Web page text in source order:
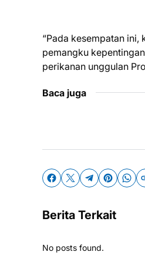
“Pada kesempatan
pemangku
perikanan unggulan
Baca juga
Berita Terkait
No posts found.